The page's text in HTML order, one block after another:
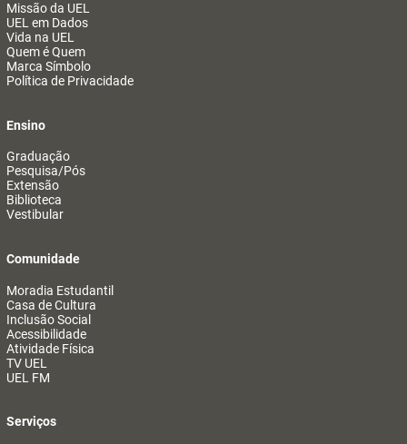
Missão da UEL
UEL em Dados
Vida na UEL
Quem é Quem
Marca Símbolo
Política de Privacidade
Ensino
Graduação
Pesquisa/Pós
Extensão
Biblioteca
Vestibular
Comunidade
Moradia Estudantil
Casa de Cultura
Inclusão Social
Acessibilidade
Atividade Física
TV UEL
UEL FM
Serviços